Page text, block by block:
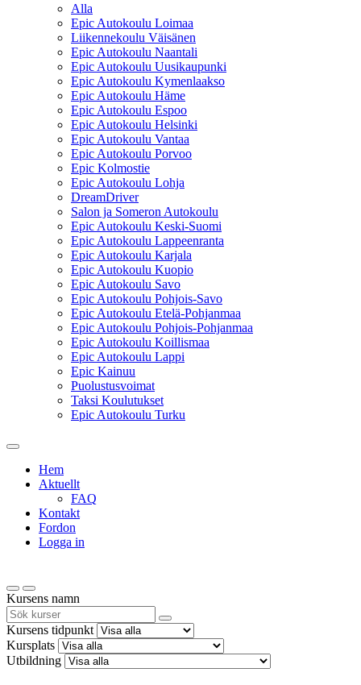
Alla
Epic Autokoulu Loimaa
Liikennekoulu Väisänen
Epic Autokoulu Naantali
Epic Autokoulu Uusikaupunki
Epic Autokoulu Kymenlaakso
Epic Autokoulu Häme
Epic Autokoulu Espoo
Epic Autokoulu Helsinki
Epic Autokoulu Vantaa
Epic Autokoulu Porvoo
Epic Kolmostie
Epic Autokoulu Lohja
DreamDriver
Salon ja Someron Autokoulu
Epic Autokoulu Keski-Suomi
Epic Autokoulu Lappeenranta
Epic Autokoulu Karjala
Epic Autokoulu Kuopio
Epic Autokoulu Savo
Epic Autokoulu Pohjois-Savo
Epic Autokoulu Etelä-Pohjanmaa
Epic Autokoulu Pohjois-Pohjanmaa
Epic Autokoulu Koillismaa
Epic Autokoulu Lappi
Epic Kainuu
Puolustusvoimat
Taksi Koulutukset
Epic Autokoulu Turku
Hem
Aktuellt
FAQ
Kontakt
Fordon
Logga in
Kursens namn
Kursens tidpunkt
Kursplats
Utbildning